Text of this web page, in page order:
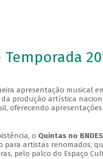
apresentação musical
produção artística
oferecendo
o Quintas no BNDES
para artistas renomados,
pelo palco do Espaço